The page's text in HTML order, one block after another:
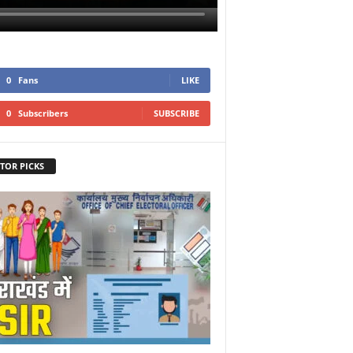
0 Fans LIKE
0 Subscribers SUBSCRIBE
PICKS